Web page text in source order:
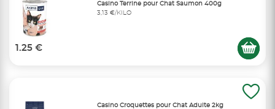
Casino Terrine pour Chat Saumon 400g
3,13 €/KILO
1.25 €
Casino Croquettes pour Chat Adulte 2kg